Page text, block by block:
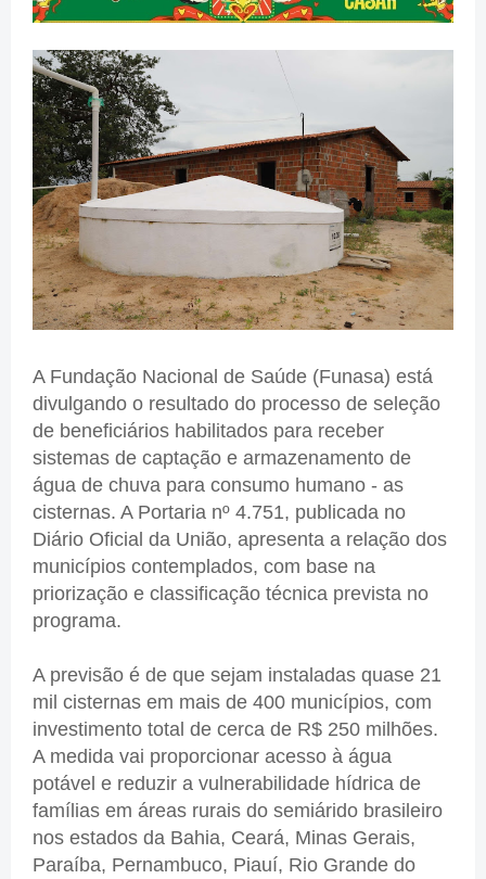
A Fundação Nacional de Saúde (Funasa) está
divulgando o resultado do processo de seleção
de beneficiários habilitados para receber
sistemas de captação e armazenamento de
água de chuva para consumo humano - as
cisternas. A Portaria nº 4.751, publicada no
Diário Oficial da União, apresenta a relação dos
municípios contemplados, com base na
priorização e classificação técnica prevista no
programa.
A previsão é de que sejam instaladas quase 21
mil cisternas em mais de 400 municípios, com
investimento total de cerca de R$ 250 milhões.
A medida vai proporcionar acesso à água
potável e reduzir a vulnerabilidade hídrica de
famílias em áreas rurais do semiárido brasileiro
nos estados da Bahia, Ceará, Minas Gerais,
Paraíba, Pernambuco, Piauí, Rio Grande do